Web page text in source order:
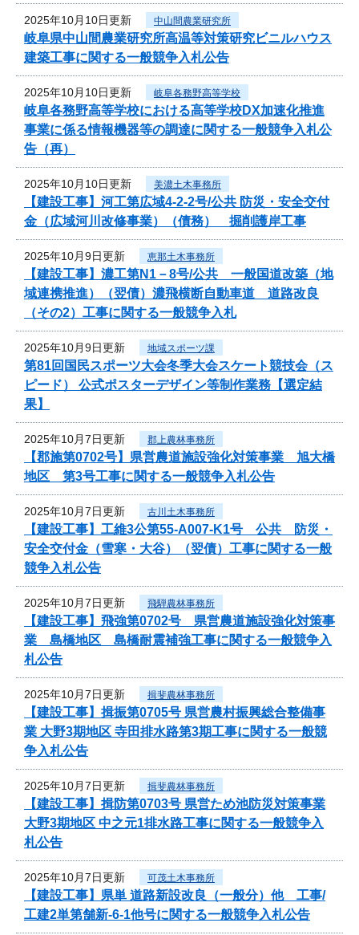
2025年10月10日更新 中山間農業研究所
岐阜県中山間農業研究所高温等対策研究ビニルハウス
建築工事に関する一般競争入札公告
2025年10月10日更新 岐阜各務野高等学校
岐阜各務野高等学校における高等学校DX加速化推進
事業に係る情報機器等の調達に関する一般競争入札公
告（再）
2025年10月10日更新 美濃土木事務所
【建設工事】河工第広域4-2-2号/公共 防災・安全交付
金（広域河川改修事業）（債務） 掘削護岸工事
2025年10月9日更新 恵那土木事務所
【建設工事】濃工第N1－8号/公共 一般国道改築（地
域連携推進）（翌債）濃飛横断自動車道 道路改良
（その2）工事に関する一般競争入札
2025年10月9日更新 地域スポーツ課
第81回国民スポーツ大会冬季大会スケート競技会（ス
ピード） 公式ポスターデザイン等制作業務【選定結
果】
2025年10月7日更新 郡上農林事務所
【郡施第0702号】県営農道施設強化対策事業 旭大橋
地区 第3号工事に関する一般競争入札公告
2025年10月7日更新 古川土木事務所
【建設工事】工維3公第55-A007-K1号 公共 防災・
安全交付金（雪寒・大谷）（翌債）工事に関する一般
競争入札公告
2025年10月7日更新 飛騨農林事務所
【建設工事】飛強第0702号 県営農道施設強化対策事
業 島橋地区 島橋耐震補強工事に関する一般競争入
札公告
2025年10月7日更新 揖斐農林事務所
【建設工事】揖振第0705号 県営農村振興総合整備事
業 大野3期地区 寺田排水路第3期工事に関する一般競
争入札公告
2025年10月7日更新 揖斐農林事務所
【建設工事】揖防第0703号 県営ため池防災対策事業
大野3期地区 中之元1排水路工事に関する一般競争入
札公告
2025年10月7日更新 可茂土木事務所
【建設工事】県単 道路新設改良（一般分）他 工事/
工建2単第舗新-6-1他号に関する一般競争入札公告